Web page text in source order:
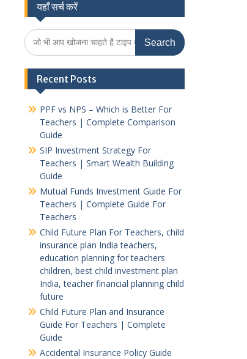
यहाँ सर्च करें
Search
for:
Recent Posts
PPF vs NPS – Which is Better For
Teachers | Complete Comparison
Guide
SIP Investment Strategy For
Teachers | Smart Wealth Building
Guide
Mutual Funds Investment Guide For
Teachers | Complete Guide For
Teachers
Child Future Plan For Teachers, child
insurance plan India teachers,
education planning for teachers
children, best child investment plan
India, teacher financial planning child
future
Child Future Plan and Insurance
Guide For Teachers | Complete
Guide
Accidental Insurance Policy Guide